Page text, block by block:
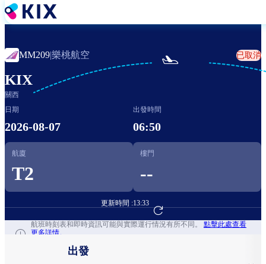
移
至
內
容
MM209|樂桃航空 已取消
KIX
關西

日期
2026-08-07
出發時間
06:50
航廈
T2
樓門
--
更新時間 :13:33
前往航班預訂
航班時刻表和即時資訊可能與實際運行情況有所不同。 點擊此處查看
更多詳情。
出發